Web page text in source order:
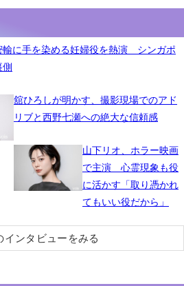
輸に手を染める妊婦役を熱演 シンガポ
側
舘ひろしが明かす、撮影現場でのアド
リブと西野七瀬への絶大な信頼感
山下リオ、ホラー映画
で主演 心霊現象も役
に活かす「取り憑かれ
てもいい役だから」
インタビューをみる